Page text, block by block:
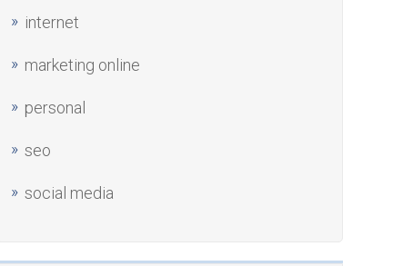
internet
marketing online
personal
seo
social media